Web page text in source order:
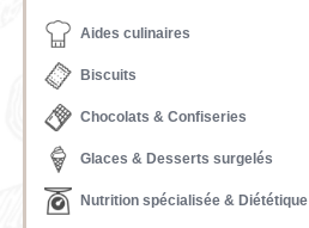
Aides culinaires
Biscuits
Chocolats & Confiseries
Glaces & Desserts surgelés
Nutrition spécialisée & Diététique